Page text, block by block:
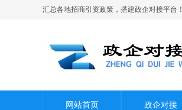
汇总各地招商引资政策，搭建政企对接平台！
网站首页 政企对接